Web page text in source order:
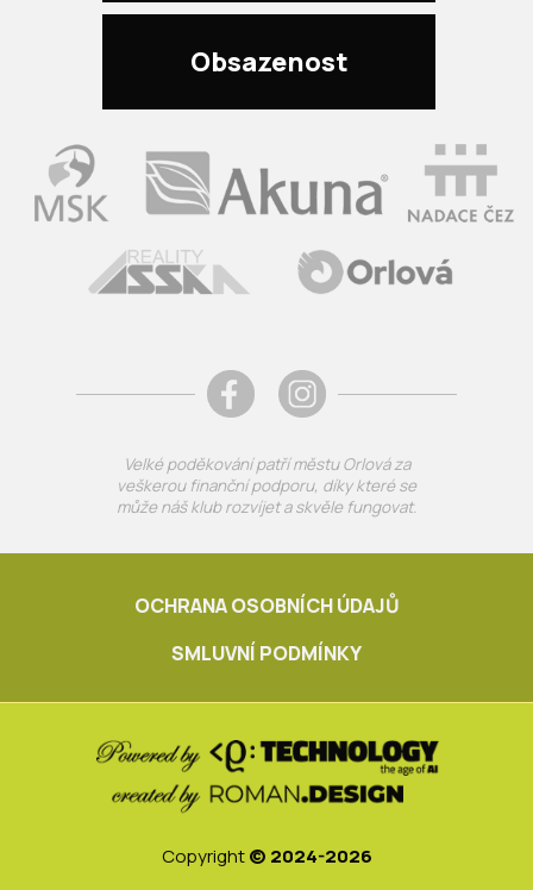
Obsazenost
Velké poděkování patří městu Orlová za
veškerou finanční podporu, díky které se
může náš klub rozvíjet a skvěle fungovat.
OCHRANA OSOBNÍCH ÚDAJŮ
SMLUVNÍ PODMÍNKY
Copyright© 2024-2026